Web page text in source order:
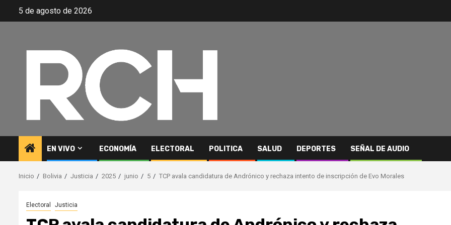
5 de agosto de 2026
EN VIVO ECONOMÍA ELECTORAL POLITICA SALUD DEPORTES SEÑAL DE AUDIO
Inicio Bolivia Justicia 2025 junio 5 TCP avala candidatura de Andrónico y rechaza intento de inscripción de Evo Morales
Electoral Justicia